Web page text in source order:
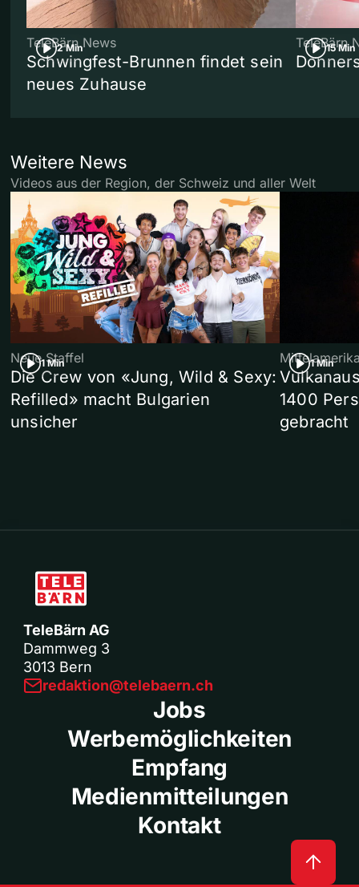
2 Min
TeleBärn News
Schwingfest-Brunnen findet sein
neues Zuhause
15 Min
TeleBärn
Weitere News
Videos aus der Region, der Schweiz und aller Welt
1 Min
Neue Staffel
Die Crew von «Jung, Wild & Sexy:
Refilled» macht Bulgarien
unsicher
1 Min
1400
gebracht
TeleBärn AG
Dammweg 3
3013 Bern
redaktion@telebaern.ch
Jobs
Werbemöglichkeiten
Empfang
Medienmitteilungen
Kontakt